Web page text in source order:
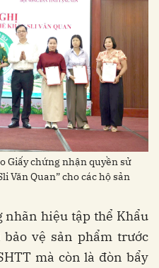
Giấy chứng nhận quyền sử
Văn Quan” cho các hộ sản
nhãn hiệu tập thể Khẩu
vệ sản phẩm trước
mà còn là đòn bẩy